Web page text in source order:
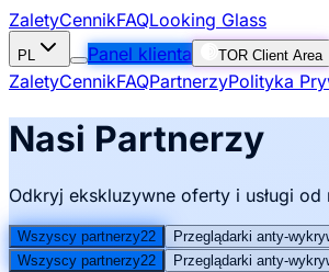
ZaletyCennikFAQLooking Glass
PL Panel klienta TOR Client Area
ZaletyCennikFAQPartnerzyPolityka
Nasi Partnerzy
Odkryj ekskluzywne oferty i usługi
Wszyscy partnerzy22 Przeglądarki anty-
Wszyscy partnerzy22 Przeglądarki anty-